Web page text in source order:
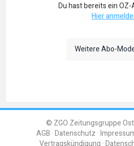
Du hast bereits ein OZ-
Hier
Weitere Abo-
© ZGO Zeitungsgruppe
AGB Datenschutz
Vertragskündigung